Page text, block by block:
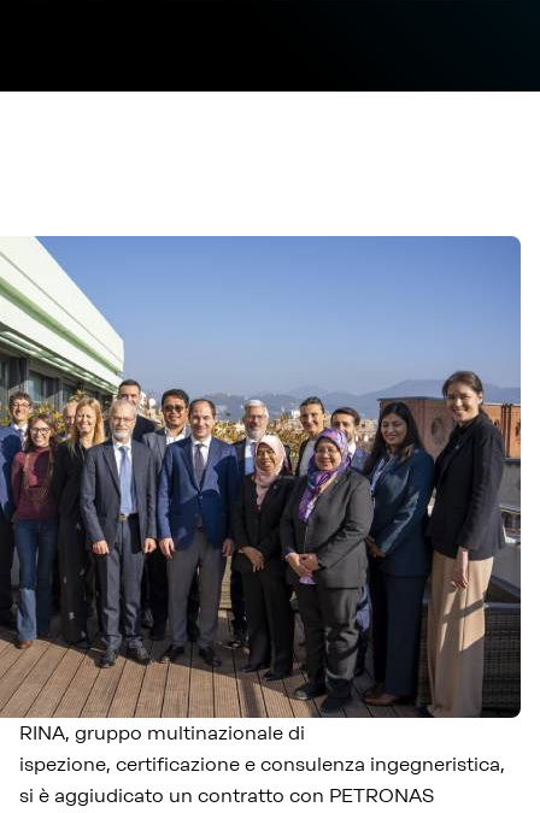
RINA, gruppo multinazionale di
ispezione, certificazione e consulenza ingegneristica,
si è aggiudicato un contratto con PETRONAS